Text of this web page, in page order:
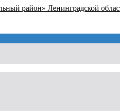
район» Ленинградской